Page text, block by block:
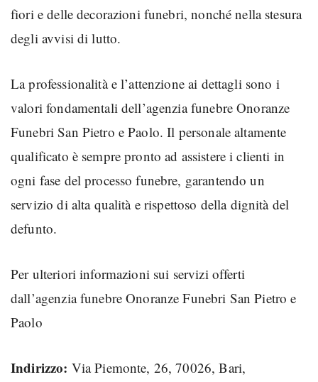
fiori e delle decorazioni funebri, nonché nella stesura
degli avvisi di lutto.
La professionalità e l’attenzione ai dettagli sono i
valori fondamentali dell’agenzia funebre Onoranze
Funebri San Pietro e Paolo. Il personale altamente
qualificato è sempre pronto ad assistere i clienti in
ogni fase del processo funebre, garantendo un
servizio di alta qualità e rispettoso della dignità del
defunto.
Per ulteriori informazioni sui servizi offerti
dall’agenzia funebre Onoranze Funebri San Pietro e
Paolo
Indirizzo: Via Piemonte, 26, 70026, Bari,